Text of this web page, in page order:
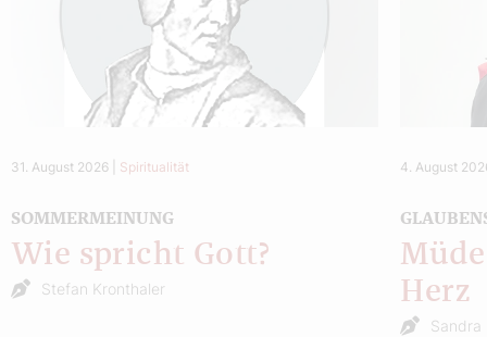
31. August 2026 Spiritualität
SOMMERMEINUNG
Wie spricht Gott?
Stefan Kronthaler
4. August
Herz
Sandra